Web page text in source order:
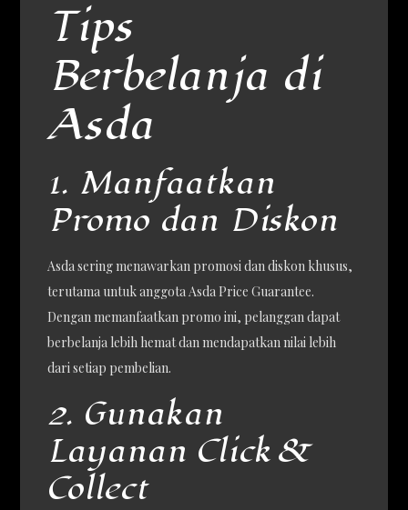
Tips
Berbelanja di
Asda
1. Manfaatkan
Promo dan Diskon
Asda sering menawarkan promosi dan diskon khusus,
terutama untuk anggota Asda Price Guarantee.
Dengan memanfaatkan promo ini, pelanggan dapat
berbelanja lebih hemat dan mendapatkan nilai lebih
dari setiap pembelian.
2. Gunakan
Layanan Click &
Collect